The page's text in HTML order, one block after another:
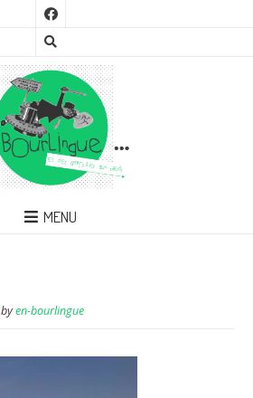
MENU
byen-bourlingue